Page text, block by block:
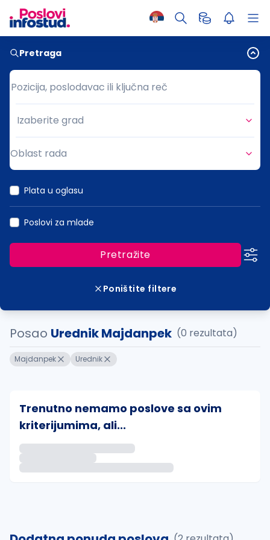
Pretraga
Pozicija, poslodavac ili ključna reč
Pozicija, poslodavac ili ključna reč
Grad
Izaberite grad
Oblast rada
Plata u oglasu
Poslovi za mlade
Pretražite
Poništite filtere
Posao Urednik Majdanpek (0 rezultata)
Majdanpek Urednik
Trenutno nemamo poslove sa ovim
kriterijumima, ali...